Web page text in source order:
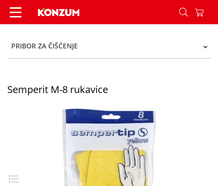
Semperit M-8 rukavice - Konzum
PRIBOR ZA ČIŠĆENJE
Semperit M-8 rukavice